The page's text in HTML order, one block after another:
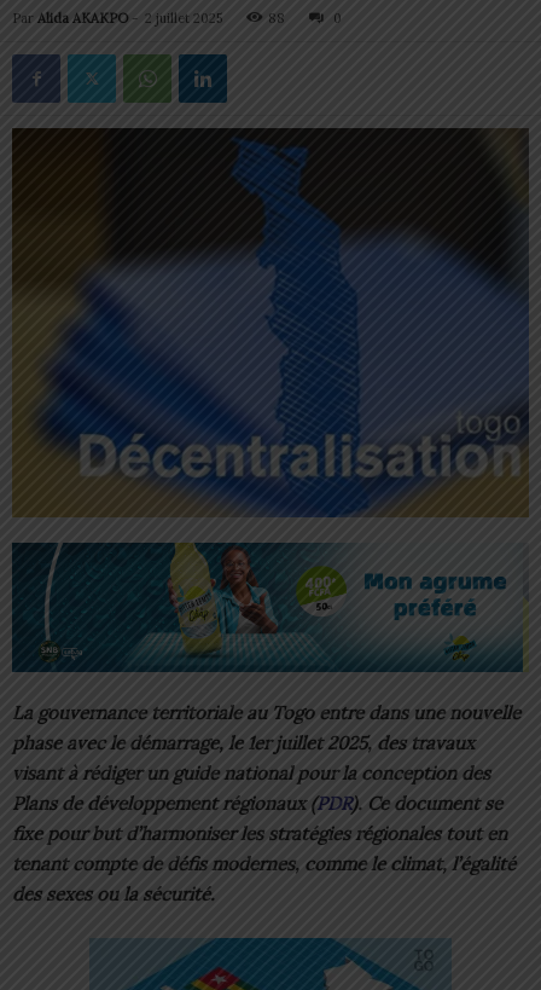
Par Alida AKAKPO- 2 juillet 2025 88 0
La gouvernance territoriale au Togo entre dans une nouvelle
phase avec le démarrage, le 1er juillet 2025, des travaux
visant à rédiger un guide national pour la conception des
Plans de développement régionaux (PDR). Ce document se
fixe pour but d’harmoniser les stratégies régionales tout en
tenant compte de défis modernes, comme le climat, l’égalité
des sexes ou la sécurité.